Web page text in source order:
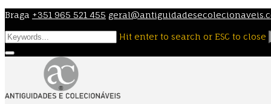
Skip
to
content
Braga +351 965 521 455
Hit enter to search or ESC to close